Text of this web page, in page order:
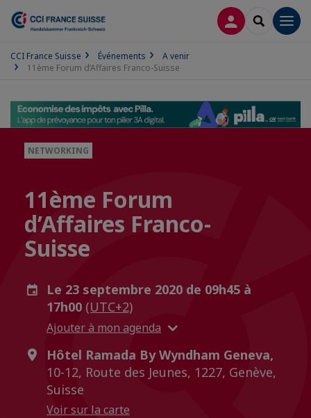
CONNEXION
CCI France Suisse Événements
A venir
11ème Forum d’Affaires Franco-Suisse
NETWORKING
11ème Forum
d’Affaires Franco-
Suisse
Le 23 septembre 2020 de 09h45 à
17h00 (UTC+2)
Ajouter à mon agenda
Hôtel Ramada By Wyndham Geneva,
10-12, Route des Jeunes, 1227, Genève,
Suisse
Voir sur la carte